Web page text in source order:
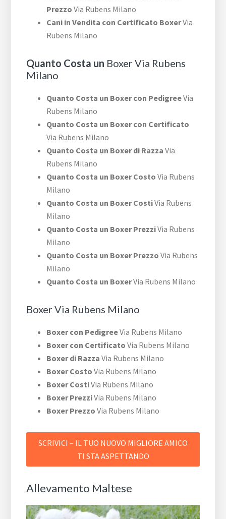
Prezzo Via Rubens Milano
Cani in Vendita con Certificato BoxerVia
Rubens Milano
Quanto Costa un Boxer Via Rubens
Milano
Quanto Costa un Boxer con PedigreeVia
Rubens Milano
Quanto Costa un Boxer con Certificato
Via Rubens Milano
Quanto Costa un Boxer di Razza Via
Rubens Milano
Quanto Costa un Boxer Costo Via Rubens
Milano
Quanto Costa un Boxer CostiVia Rubens
Milano
Quanto Costa un Boxer PrezziVia Rubens
Milano
Quanto Costa un Boxer Prezzo Via Rubens
Milano
Quanto Costa un BoxerVia Rubens Milano
Boxer Via Rubens Milano
Boxer con PedigreeVia Rubens Milano
Boxer con Certificato Via Rubens Milano
Boxer di Razza Via Rubens Milano
Boxer Costo Via Rubens Milano
Boxer CostiVia Rubens Milano
Boxer PrezziVia Rubens Milano
Boxer Prezzo Via Rubens Milano
SCRIVICI – IL TUO NUOVO MIGLIORE AMICO
TI STA ASPETTANDO
Allevamento Maltese